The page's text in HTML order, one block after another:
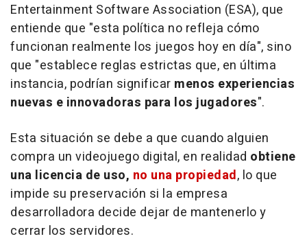
Entertainment Software Association (ESA), que
entiende que "esta política no refleja cómo
funcionan realmente los juegos hoy en día", sino
que "establece reglas estrictas que, en última
instancia, podrían significar menos experiencias
nuevas e innovadoras para los jugadores".
Esta situación se debe a que cuando alguien
compra un videojuego digital, en realidad obtiene
una licencia de uso, no una propiedad, lo que
impide su preservación si la empresa
desarrolladora decide dejar de mantenerlo y
cerrar los servidores.